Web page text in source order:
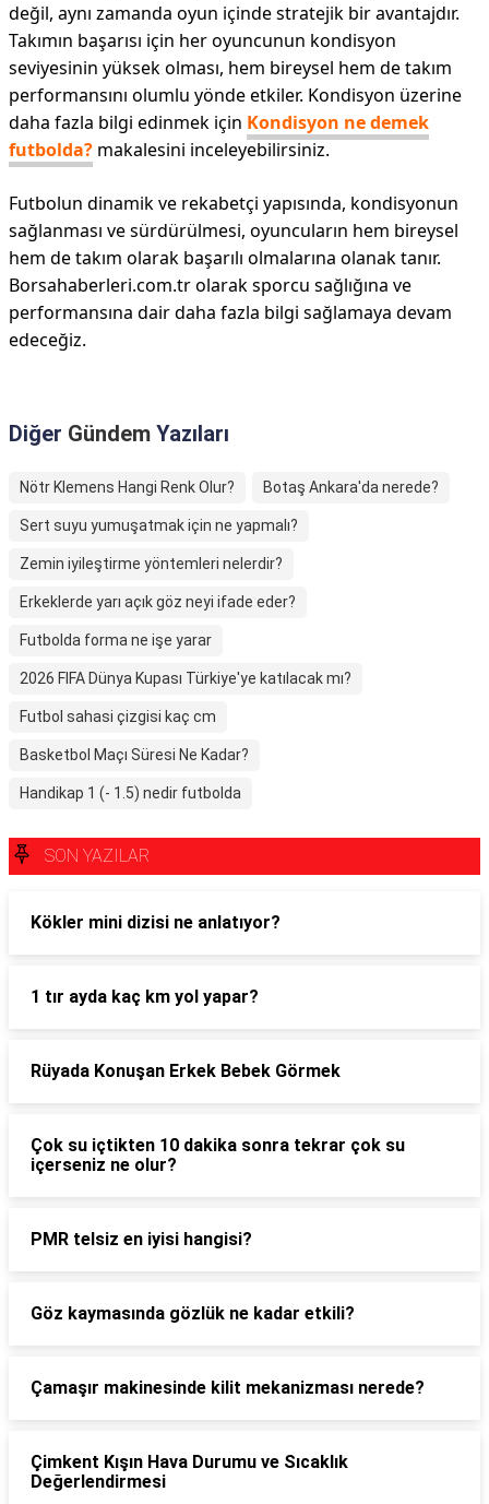
değil, aynı zamanda oyun içinde stratejik bir avantajdır.
Takımın başarısı için her oyuncunun kondisyon
seviyesinin yüksek olması, hem bireysel hem de takım
performansını olumlu yönde etkiler. Kondisyon üzerine
daha fazla bilgi edinmek için Kondisyon ne demek
futbolda? makalesini inceleyebilirsiniz.
Futbolun dinamik ve rekabetçi yapısında, kondisyonun
sağlanması ve sürdürülmesi, oyuncuların hem bireysel
hem de takım olarak başarılı olmalarına olanak tanır.
Borsahaberleri.com.tr olarak sporcu sağlığına ve
performansına dair daha fazla bilgi sağlamaya devam
edeceğiz.
Diğer Gündem Yazıları
Nötr Klemens Hangi Renk Olur? Botaş Ankara'da nerede?
Sert suyu yumuşatmak için ne yapmalı?
Zemin iyileştirme yöntemleri nelerdir?
Erkeklerde yarı açık göz neyi ifade eder?
Futbolda forma ne işe yarar
2026 FIFA Dünya Kupası Türkiye'ye katılacak mı?
Futbol sahasi çizgisi kaç cm
Basketbol Maçı Süresi Ne Kadar?
Handikap 1 (- 1.5) nedir futbolda
SON YAZILAR
Kökler mini dizisi ne anlatıyor?
1 tır ayda kaç km yol yapar?
Rüyada Konuşan Erkek Bebek Görmek
Çok su içtikten 10 dakika sonra tekrar çok su
içerseniz ne olur?
PMR telsiz en iyisi hangisi?
Göz kaymasında gözlük ne kadar etkili?
Çamaşır makinesinde kilit mekanizması nerede?
Çimkent Kışın Hava Durumu ve Sıcaklık
Değerlendirmesi